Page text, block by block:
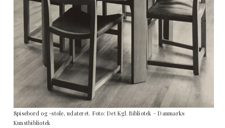
Spisebord og -stole, udateret. Foto: Det Kgl. Bibliotek – Danmarks
Kunstbibliotek